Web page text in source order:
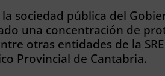
sociedad pública del
una concentración de
otras entidades de la
Provincial de Cantabria.